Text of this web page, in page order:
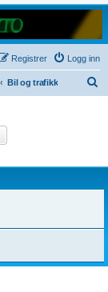
Logg inn
Registrer
Bil og trafikk